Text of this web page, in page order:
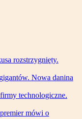
rozstrzygnięty.
Nowa danina
technologiczne.
mówi o